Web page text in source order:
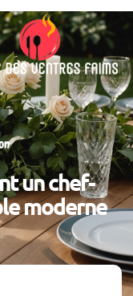
un chef-
moderne